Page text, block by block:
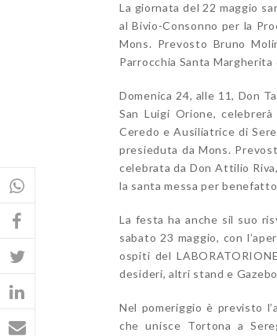
La giornata del 22 maggio
al Bivio-Consonno per la
Mons. Prevosto Bruno
Parrocchia Santa Margherita
Domenica 24, alle 11, Don
San Luigi Orione,
Ceredo e Ausiliatrice di
presieduta da Mons.
celebrata da Don Attilio
la santa messa per
La festa ha anche sil suo
sabato 23 maggio, con
ospiti del
desideri, altri stand e
Nel pomeriggio è previsto
che unisce Tortona a